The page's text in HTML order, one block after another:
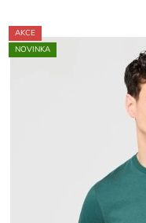
AKCE
NOVINKA